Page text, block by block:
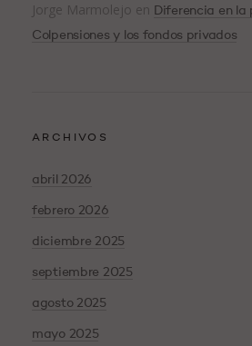
Jorge Marmolejo en Diferencia en la
Colpensiones y los fondos privados
ARCHIVOS
abril 2026
febrero 2026
diciembre 2025
septiembre 2025
agosto 2025
mayo 2025